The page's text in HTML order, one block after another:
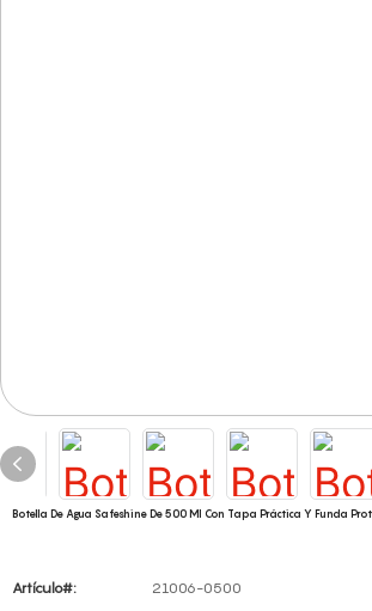
Botella De Agua Safeshine De 500 Ml Con Tapa Práctica Y Funda
Artículo#: 21006-0500